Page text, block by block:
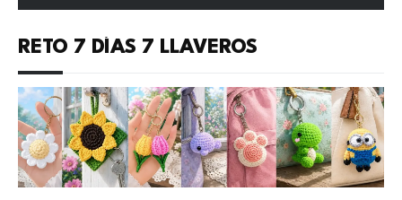
RETO 7 DÍAS 7 LLAVEROS